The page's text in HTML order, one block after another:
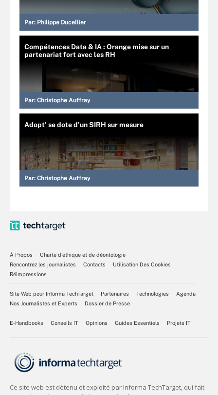
Par: Philippe Ducellier
Compétences Data & IA : Orange mise sur un
partenariat fort avec les RH
Par: Christophe Auffray
Adopt’ se dote d’un SIRH sur mesure
Par: Christophe Auffray
À Propos
Charte d’éthique et de déontologie
Rencontrez les journalistes
Contacts
Utilisation Des Cookies
Réimpressions
Site Web pour Informa TechTarget Partenaires Technologies
Agenda
Nos Journalistes et Experts
Dossier de Presse
E-Handbooks Conseils IT Opinions Guides Essentiels Projets IT